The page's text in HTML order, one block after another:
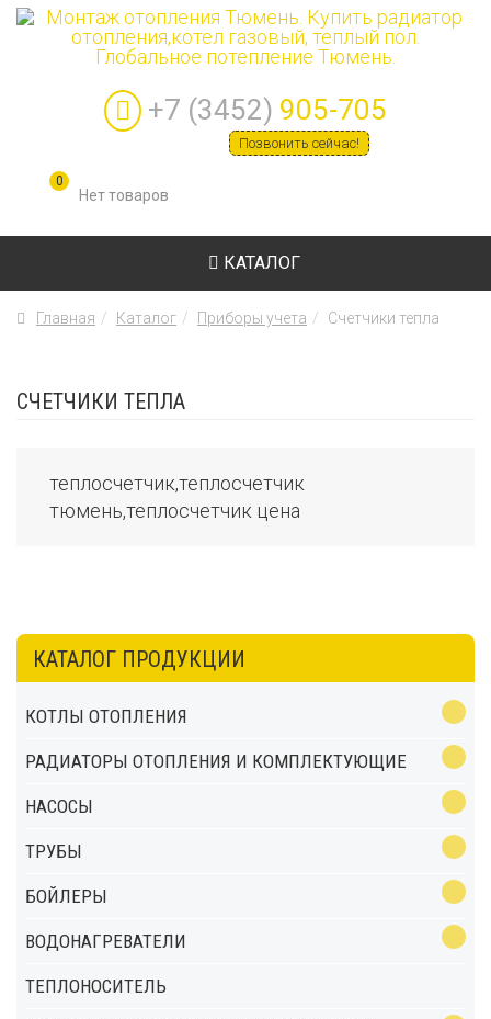
+7 (3452) 905-705
Позвонить сейчас!
0
КАТАЛОГ
Главная Каталог Приборы учета Счетчики тепла
СЧЕТЧИКИ ТЕПЛА
теплосчетчик,теплосчетчик
тюмень,теплосчетчик цена
КАТАЛОГ ПРОДУКЦИИ
КОТЛЫ ОТОПЛЕНИЯ
РАДИАТОРЫ ОТОПЛЕНИЯ И КОМПЛЕКТУЮЩИЕ
НАСОСЫ
ТРУБЫ
БОЙЛЕРЫ
ВОДОНАГРЕВАТЕЛИ
ТЕПЛОНОСИТЕЛЬ